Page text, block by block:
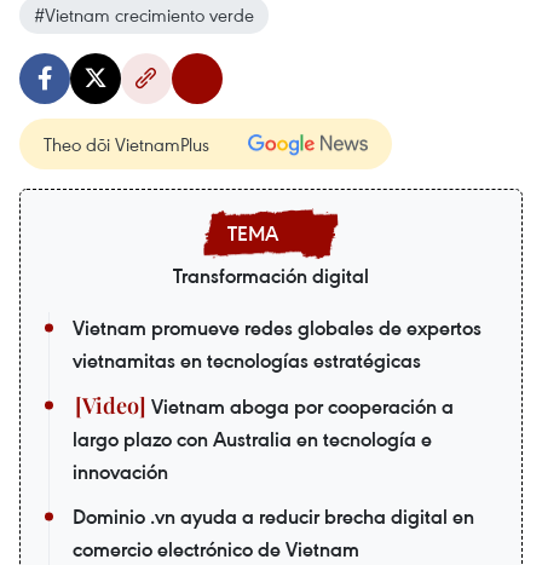
#Vietnam crecimiento verde
Theo dõi VietnamPlus
Transformación digital
Vietnam promueve redes globales de expertos
vietnamitas en tecnologías estratégicas
Vietnam aboga por cooperación a
largo plazo con Australia en tecnología e
innovación
Dominio .vn ayuda a reducir brecha digital en
comercio electrónico de Vietnam